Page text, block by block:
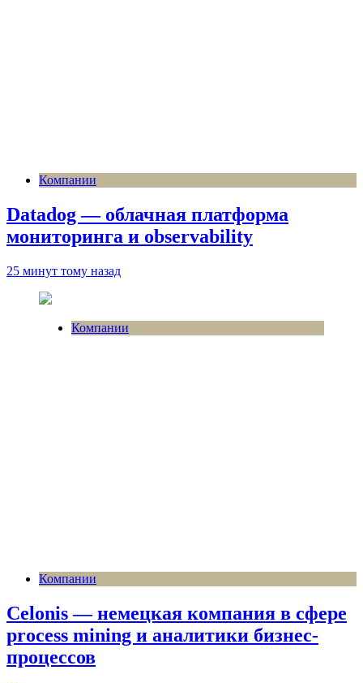
Компании
Datadog — облачная платформа
мониторинга и observability
25 минут тому назад
Компании
Компании
Celonis — немецкая компания в сфере
process mining и аналитики бизнес-
процессов